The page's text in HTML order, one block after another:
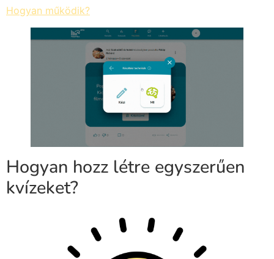
Hogyan működik?
Hogyan hozz létre egyszerűen
kvízeket?